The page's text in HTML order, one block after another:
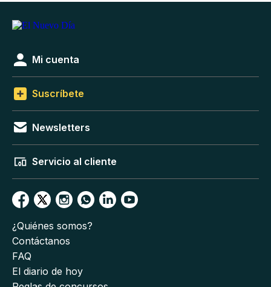
Mi cuenta
Suscríbete
Newsletters
Servicio al cliente
¿Quiénes somos?
Contáctanos
FAQ
El diario de hoy